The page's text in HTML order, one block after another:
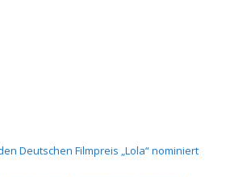
Deutschen Filmpreis „Lola“ nominiert